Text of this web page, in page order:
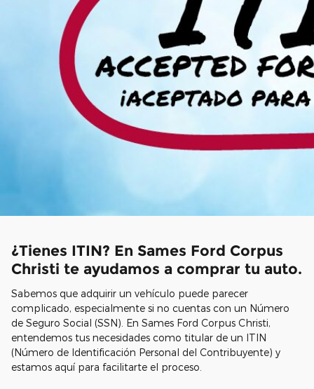
¿Tienes ITIN? En Sames Ford Corpus
Christi te ayudamos a comprar tu auto.
Sabemos que adquirir un vehículo puede parecer
complicado, especialmente si no cuentas con un Número
de Seguro Social (SSN). En Sames Ford Corpus Christi,
entendemos tus necesidades como titular de un ITIN
(Número de Identificación Personal del Contribuyente) y
estamos aquí para facilitarte el proceso.